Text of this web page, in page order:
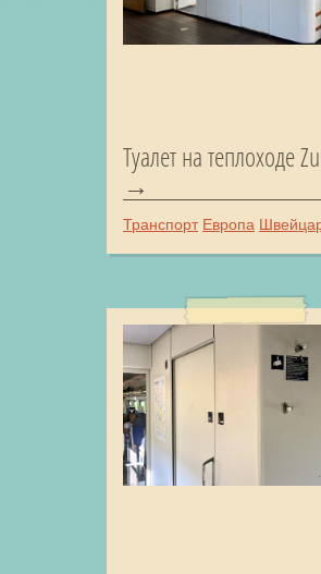
Туалет на теплоходе
Транспорт Европа